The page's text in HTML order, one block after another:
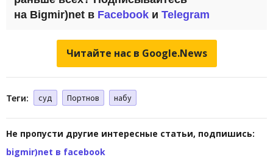
на Bigmir)net в Facebook и Telegram
Читайте нас в Google.News
Теги: суд Портнов набу
Не пропусти другие интересные статьи, подпишись:
bigmir)net в facebook